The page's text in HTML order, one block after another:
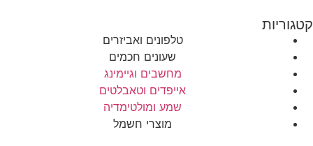
קטגוריות
טלפונים ואביזרים
שעונים חכמים
מחשבים וגיימינג
אייפדים וטאבלטים
שמע ומולטימדיה
מוצרי חשמל